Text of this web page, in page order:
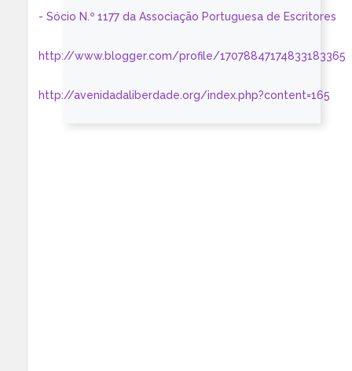
- Sócio N.º 1177 da Associação Portuguesa de Escritores
http://www.blogger.com/profile/17078847174833183365
http://avenidadaliberdade.org/index.php?content=165